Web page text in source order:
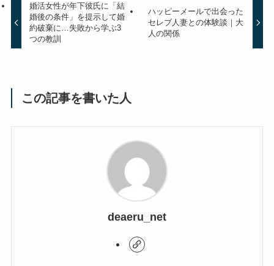
婚活女性が年下彼氏に「結
婚後の条件」を提示して婚
約破棄に…失敗から学ぶ3
つの教訓
ハッピーメールで出会った
セレブ人妻との体験談｜大
人の関係
この記事を書いた人
deaeru_net